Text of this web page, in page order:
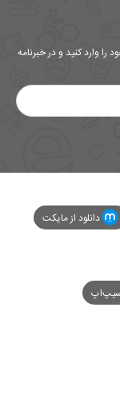
وارد کنید و در خبرنامه
دانلود از مایکت
سیپ‌اپ